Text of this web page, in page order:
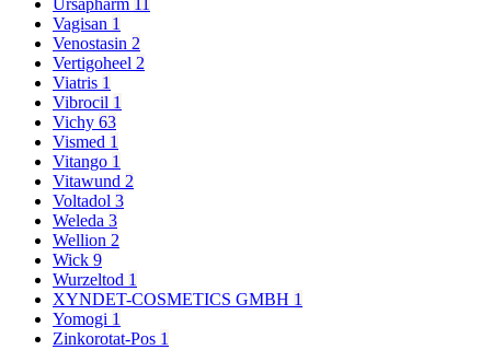
Ursapharm 11
Vagisan 1
Venostasin 2
Vertigoheel 2
Viatris 1
Vibrocil 1
Vichy 63
Vismed 1
Vitango 1
Vitawund 2
Voltadol 3
Weleda 3
Wellion 2
Wick 9
Wurzeltod 1
XYNDET-COSMETICS GMBH 1
Yomogi 1
Zinkorotat-Pos 1